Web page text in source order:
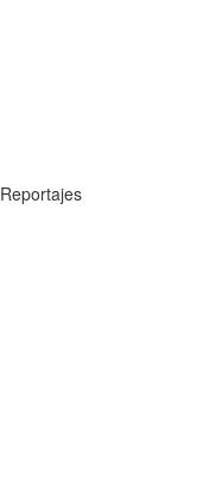
Reportajes